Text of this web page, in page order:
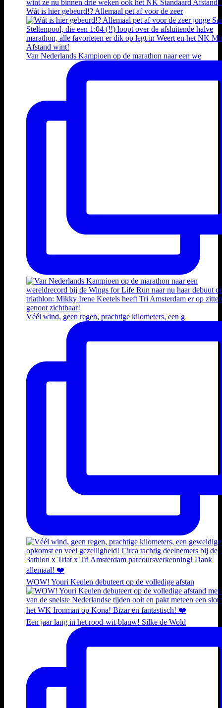
Wát is hier gebeurd!? Allemaal pet af voor de zeer
Van Nederlands Kampioen op de marathon naar een we
Véél wind, geen regen, prachtige kilometers, een g
WOW! Youri Keulen debuteert op de volledige afstan
Een jaar lang in het rood-wit-blauw! Silke de Wold